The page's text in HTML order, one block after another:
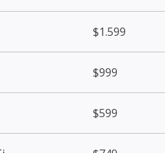
$1.599
$999
$599